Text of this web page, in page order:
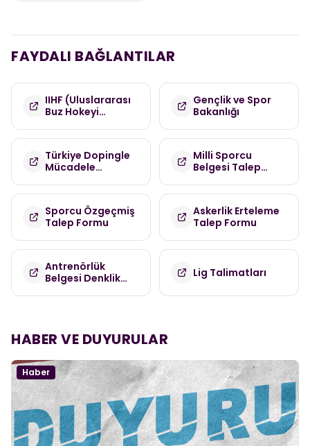
FAYDALI BAĞLANTILAR
IIHF (Uluslararası
Buz Hokeyi
Gençlik ve Spor
Bakanlığı
Türkiye Dopingle
Mücadele
(TDMK)
Milli Sporcu
Belgesi Talep
Sporcu Özgeçmiş
Talep Formu
Askerlik Erteleme
Talep Formu
Antrenörlük
Belgesi Denklik
Lig Talimatları
HABER VE DUYURULAR
Haber